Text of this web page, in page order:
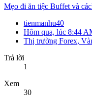
Mẹo đi ăn tiệc Buffet và
tienmanhu40
Hôm qua, lúc 8:44
Thị trường Forex,
Trả lời
1
Xem
30